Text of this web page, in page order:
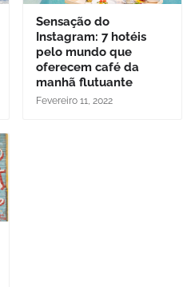
Sensação do
Instagram: 7 hotéis
pelo mundo que
oferecem café da
manhã flutuante
Fevereiro 11, 2022